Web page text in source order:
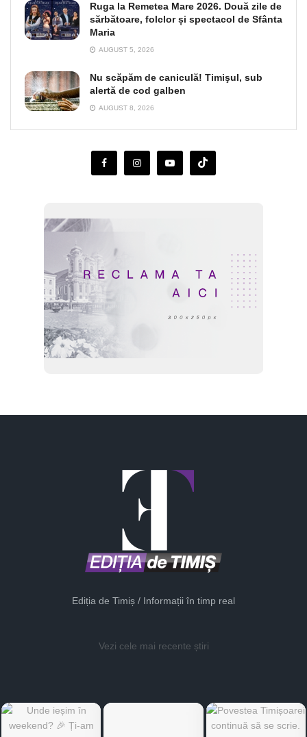
Ruga la Remetea Mare 2026. Două zile de
sărbătoare, folclor și spectacol de Sfânta
Maria
AUGUST 5, 2026
Nu scăpăm de caniculă! Timişul, sub
alertă de cod galben
AUGUST 8, 2026
Ediția de Timiș / Informații în timp real
Vezi cele mai recente știri